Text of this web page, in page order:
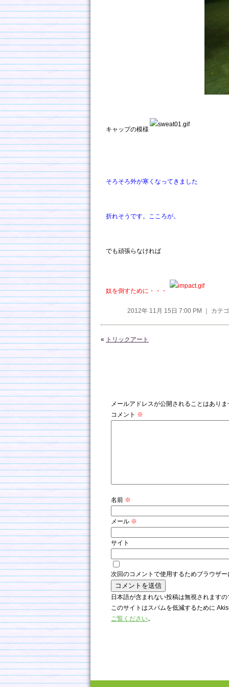
キャップの模様
そろそろ外が寒くなってきました
折れそうです。こころが。
でも頑張らなければ
奴を倒すために・・・
2012年 11月 15日 7:00 PM ｜ カテ
« トリックアート
メールアドレスが公開されることはありま
コメント ※
名前 ※
メール ※
サイト
次回のコメントで使用するためブラウザ
日本語が含まれない投稿は無視されます
このサイトはスパムを低減するために
ご覧ください。